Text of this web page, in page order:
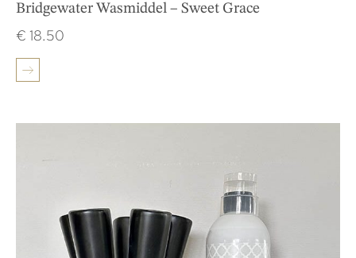
Bridgewater Wasmiddel – Sweet Grace
€ 18.50